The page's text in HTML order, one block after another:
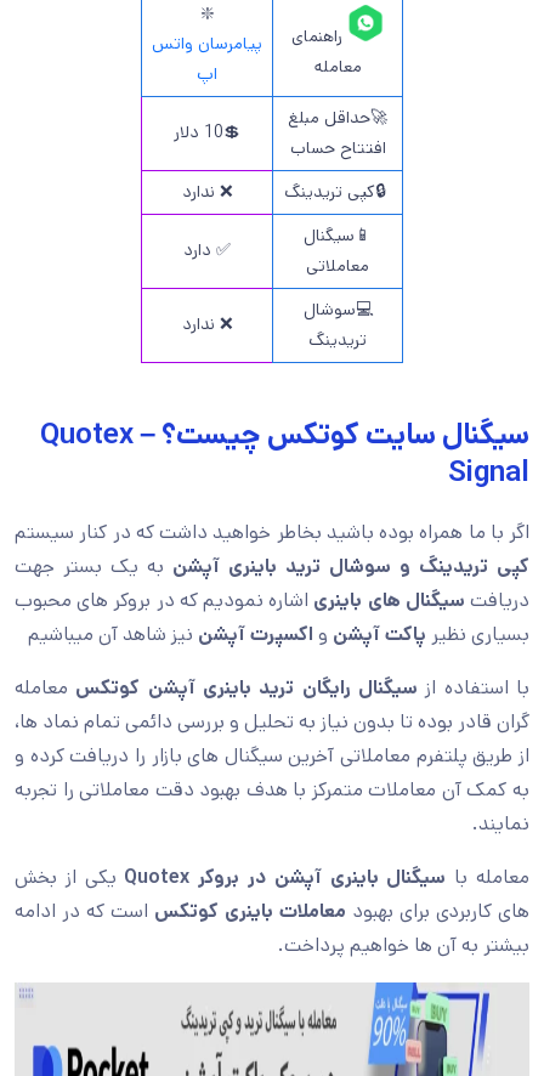
راهنمای
معامله
❇️
پیامرسان واتس
اپ
🚀حداقل مبلغ
افتتاح حساب
💲10 دلار
🔒کپی تریدینگ
❌ ندارد
📱سیگنال
معاملاتی
✅ دارد
💻سوشال
تریدینگ
❌ ندارد
سیگنال سایت کوتکس چیست؟ – Quotex
Signal
اگر با ما همراه بوده باشید بخاطر خواهید داشت که در کنار سیستم
کپی تریدینگ و سوشال ترید باینری آپشن به یک بستر جهت
دریافت سیگنال های باینری اشاره نمودیم که در بروکر های محبوب
بسیاری نظیر پاکت آپشن و اکسپرت آپشن نیز شاهد آن میباشیم
با استفاده از سیگنال رایگان ترید باینری آپشن کوتکس معامله
گران قادر بوده تا بدون نیاز به تحلیل و بررسی دائمی تمام نماد ها،
از طریق پلتفرم معاملاتی آخرین سیگنال های بازار را دریافت کرده و
به کمک آن معاملات متمرکز با هدف بهبود دقت معاملاتی را تجربه
نمایند.
معامله با سیگنال باینری آپشن در بروکر Quotex
یکی از بخش
های کاربردی برای بهبود معاملات باینری کوتکس است که در ادامه
بیشتر به آن ها خواهیم پرداخت.